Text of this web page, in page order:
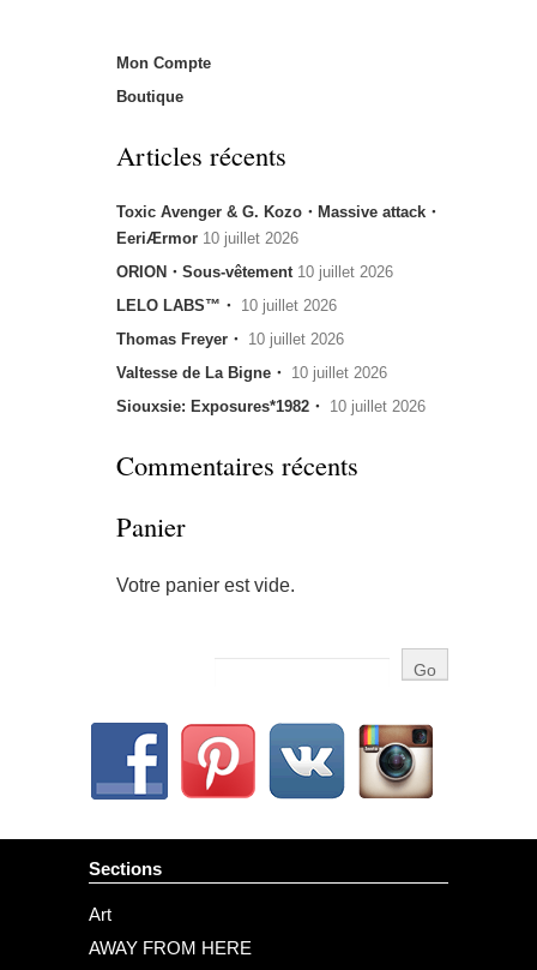
Mon Compte
Boutique
Articles récents
Toxic Avenger & G. Kozo・Massive attack・
EeriÆrmor 10 juillet 2026
ORION・Sous-vêtement 10 juillet 2026
LELO LABS™・ 10 juillet 2026
Thomas Freyer・ 10 juillet 2026
Valtesse de La Bigne・ 10 juillet 2026
Siouxsie: Exposures*1982・ 10 juillet 2026
Commentaires récents
Panier
Votre panier est vide.
Sections
Art
AWAY FROM HERE